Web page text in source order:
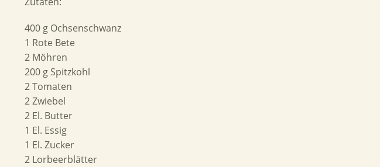
400 g Ochsenschwanz
1 Rote Bete
2 Möhren
200 g Spitzkohl
2 Tomaten
2 Zwiebel
2 El. Butter
1 El. Essig
1 El. Zucker
2 Lorbeerblätter